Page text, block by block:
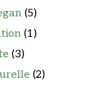
(5)
(1)
(3)
(2)